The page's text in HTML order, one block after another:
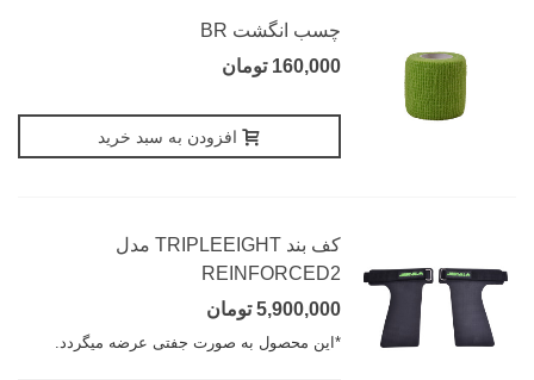
چسب انگشت BR
160,000 تومان
افزودن به سبد خرید
کف بند TRIPLEEIGHT مدل
REINFORCED2
5,900,000 تومان
*این محصول به صورت جفتی عرضه میگردد.